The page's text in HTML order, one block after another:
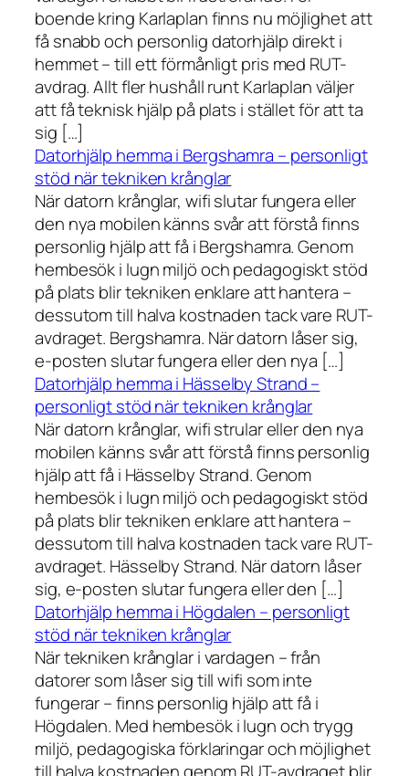
boende kring Karlaplan finns nu möjlighet att
få snabb och personlig datorhjälp direkt i
hemmet – till ett förmånligt pris med RUT-
avdrag. Allt fler hushåll runt Karlaplan väljer
att få teknisk hjälp på plats i stället för att ta
sig […]
Datorhjälp hemma i Bergshamra – personligt
stöd när tekniken krånglar
När datorn krånglar, wifi slutar fungera eller
den nya mobilen känns svår att förstå finns
personlig hjälp att få i Bergshamra. Genom
hembesök i lugn miljö och pedagogiskt stöd
på plats blir tekniken enklare att hantera –
dessutom till halva kostnaden tack vare RUT-
avdraget. Bergshamra. När datorn låser sig,
e-posten slutar fungera eller den nya […]
Datorhjälp hemma i Hässelby Strand –
personligt stöd när tekniken krånglar
När datorn krånglar, wifi strular eller den nya
mobilen känns svår att förstå finns personlig
hjälp att få i Hässelby Strand. Genom
hembesök i lugn miljö och pedagogiskt stöd
på plats blir tekniken enklare att hantera –
dessutom till halva kostnaden tack vare RUT-
avdraget. Hässelby Strand. När datorn låser
sig, e-posten slutar fungera eller den […]
Datorhjälp hemma i Högdalen – personligt
stöd när tekniken krånglar
När tekniken krånglar i vardagen – från
datorer som låser sig till wifi som inte
fungerar – finns personlig hjälp att få i
Högdalen. Med hembesök i lugn och trygg
miljö, pedagogiska förklaringar och möjlighet